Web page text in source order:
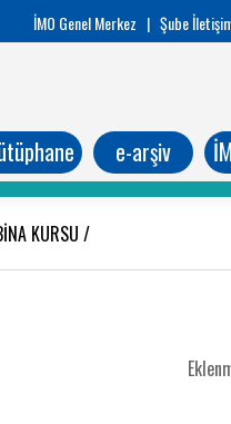
İMO Genel Merkez | Şube
e-arşiv
KURSU /